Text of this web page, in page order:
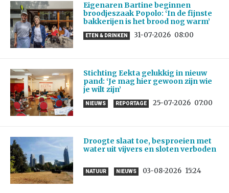
Eigenaren Bartine beginnen
broodjeszaak Popolo: ‘In de fijnste
bakkerijen is het brood nog warm’
ETEN & DRINKEN 31-07-2026 08:00
Stichting Eekta gelukkig in nieuw
pand: ‘Je mag hier gewoon zijn wie
je wilt zijn’
NIEUWS REPORTAGE 25-07-2026 07:00
Droogte slaat toe, besproeien met
water uit vijvers en sloten verboden
NATUUR NIEUWS 03-08-2026 15:24